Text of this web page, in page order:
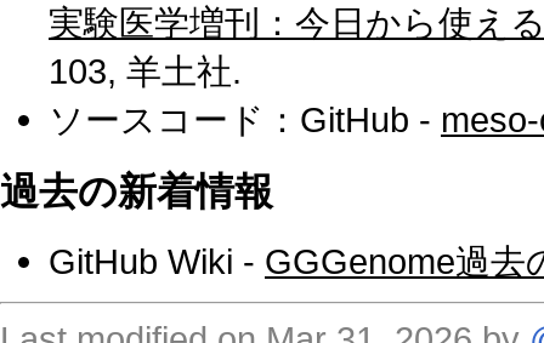
実験医学増刊：今日から使え
103, 羊土社.
ソースコード：GitHub -
過去の新着情報
GitHub Wiki - GGGenome過去